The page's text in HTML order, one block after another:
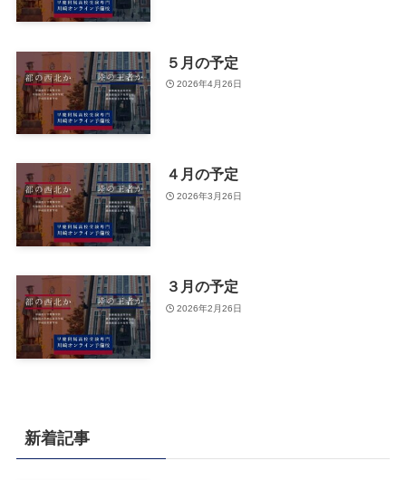
５月の予定
2026年4月26日
４月の予定
2026年3月26日
３月の予定
2026年2月26日
新着記事